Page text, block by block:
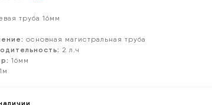
труба 16мм
основная магистральная труба
2 л.ч
16мм